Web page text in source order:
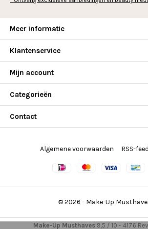
Meer informatie
Klantenservice
Mijn account
Categorieën
Contact
© 2026 - Make-Up
Algemene voorwaarden RSS-feed
Make-Up Musthaves9,5 / 10 - 4176